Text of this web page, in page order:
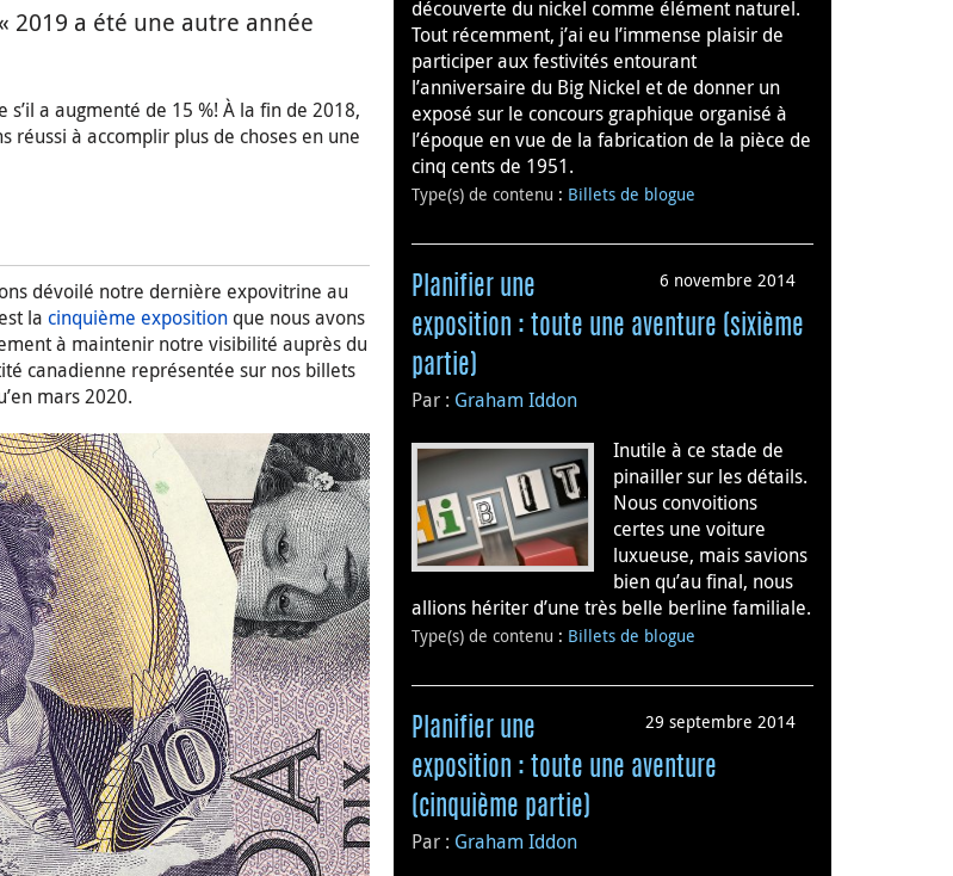
2019 a été une autre année
a augmenté de 15 %! À la fin de 2018,
réussi à accomplir plus de choses en une
dévoilé notre dernière expovitrine au
la cinquième exposition que nous avons
à maintenir notre visibilité auprès du
canadienne représentée sur nos billets
mars 2020.
découverte du nickel comme élément naturel.
Tout récemment, j’ai eu l’immense plaisir de
participer aux festivités entourant
l’anniversaire du Big Nickel et de donner un
exposé sur le concours graphique organisé à
l’époque en vue de la fabrication de la pièce de
cinq cents de 1951.
Type(s) de contenu : Billets de blogue
6 novembre 2014
Planifier une
exposition : toute une aventure (sixième
partie)
Par : Graham Iddon
Inutile à ce stade de
pinailler sur les détails.
Nous convoitions
certes une voiture
luxueuse, mais savions
bien qu’au final, nous
allions hériter d’une très belle berline familiale.
Type(s) de contenu : Billets de blogue
29 septembre 2014
Planifier une
exposition : toute une aventure
(cinquième partie)
Par : Graham Iddon